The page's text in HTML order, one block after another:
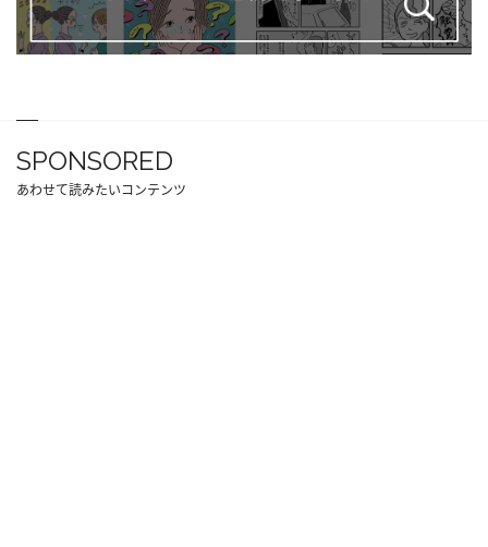
SPONSORED
あわせて読みたいコンテンツ